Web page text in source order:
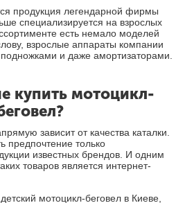
продукция легендарной фирмы
специализируется на взрослых
есть немало моделей
взрослые аппараты компании
и даже амортизаторами.
купить мотоцикл-
зависит от качества каталки.
предпочтение только
известных брендов. И одним
товаров является интернет-
мотоцикл-беговел в Киеве,